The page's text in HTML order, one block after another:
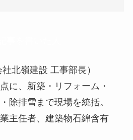
社北嶺建設 工事部長）
に、新築・リフォーム・
除排雪まで現場を統括。
主任者、建築物石綿含有